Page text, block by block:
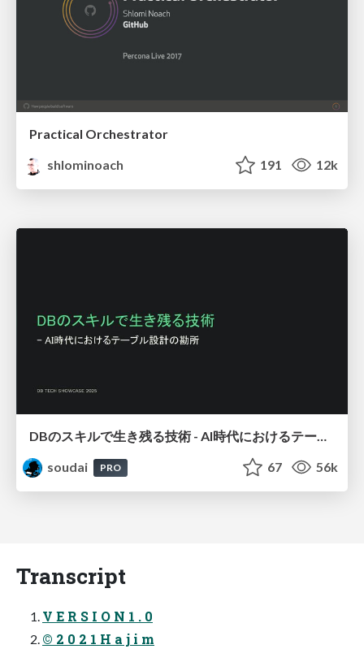
Practical Orchestrator
shlominoach
191 12k
DBのスキルで生き残る技術 - AI時代におけるテーブル設計の勘所
soudai
PRO 67 56k
Transcript
V E R S I O N 1 . 0
© 2 0 2 1 H a j i m